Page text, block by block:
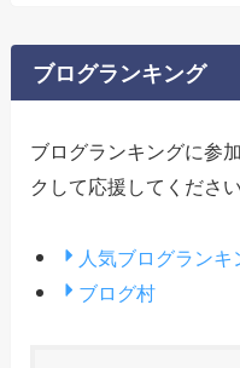
ブログランキング
ブログランキングに参
クして応援してください
人気ブログランキ
ブログ村